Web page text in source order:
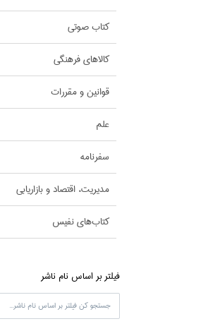
كتاب صوتي
كالاهاي فرهنگي
قوانين و مقررات
علم
سفرنامه
مديريت، اقتصاد و بازاريابي
كتاب‌هاي نفيس
فيلتر بر اساس نام ناشر